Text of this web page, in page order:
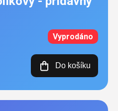
Vyprodáno
Do košíku